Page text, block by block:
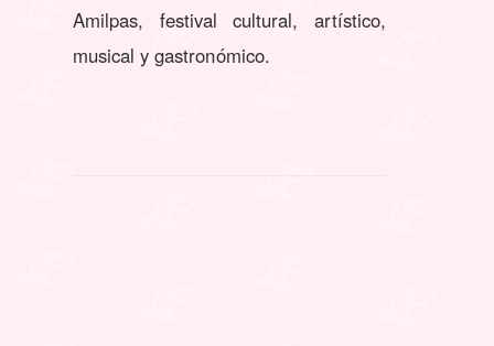
Amilpas, festival cultural, artístico,
musical y gastronómico.